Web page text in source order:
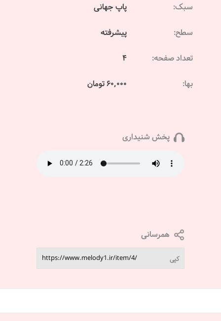
سبک: پاپ جهانی
سطح: پیشرفته
تعداد صفحه: 4
بها: 60,000 تومان
پخش شنیداری
همرسانی
کپی